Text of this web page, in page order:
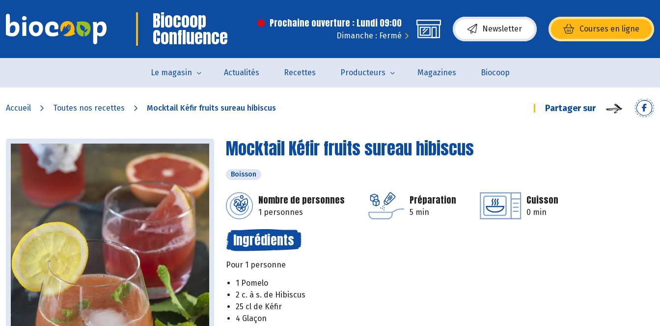
Biocoop
Confluence
Prochaine ouverture : Lundi 09:00
Dimanche : Fermé
Newsletter Courses en ligne
(s’ouvre dans une nouvelle fenêtre)
Le magasin Actualités Recettes Producteurs Magazines Biocoop
Accueil Toutes nos recettes Mocktail Kéfir fruits sureau hibiscus Partager sur
Mocktail Kéfir fruits sureau hibiscus
Boisson
Nombre de personnes
1 personnes
Préparation
5 min
Cuisson
0 min
Ingrédients
Pour 1 personne
1 Pomelo
2 c. à s. de Hibiscus
25 cl de Kéfir
4 Glaçon